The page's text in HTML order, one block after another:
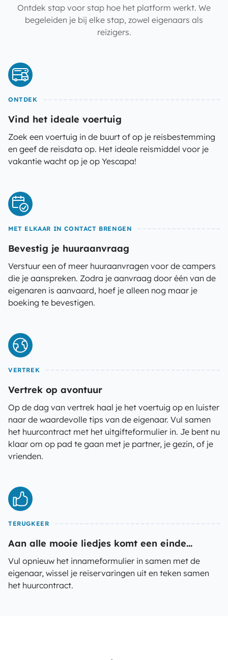
Ontdek stap voor stap hoe het platform werkt. We
begeleiden je bij elke stap, zowel eigenaars als
reizigers.
ONTDEK
Vind het ideale voertuig
Zoek een voertuig in de buurt of op je reisbestemming
en geef de reisdata op. Het ideale reismiddel voor je
vakantie wacht op je op Yescapa!
MET ELKAAR IN CONTACT BRENGEN
Bevestig je huuraanvraag
Verstuur een of meer huuraanvragen voor de campers
die je aanspreken. Zodra je aanvraag door één van de
eigenaren is aanvaard, hoef je alleen nog maar je
boeking te bevestigen.
VERTREK
Vertrek op avontuur
Op de dag van vertrek haal je het voertuig op en luister
naar de waardevolle tips van de eigenaar. Vul samen
het huurcontract met het uitgifteformulier in. Je bent nu
klaar om op pad te gaan met je partner, je gezin, of je
vrienden.
TERUGKEER
Aan alle mooie liedjes komt een einde...
Vul opnieuw het innameformulier in samen met de
eigenaar, wissel je reiservaringen uit en teken samen
het huurcontract.